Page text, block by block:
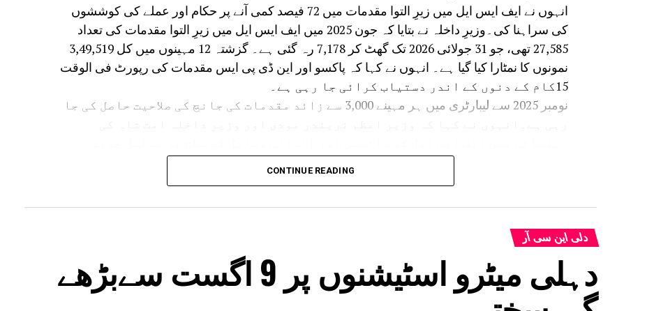
انہوں نے ایف ایس ایل میں زیرِ التوا مقدمات میں 72 فیصد کمی آنے پر حکام اور عملے کی کوششوں
کی سراہنا کی۔وزیرِ داخلہ نے بتایا کہ جون 2025 میں ایف ایس ایل میں زیرِ التوا مقدمات کی تعداد
27,585 تھی، جو 31 جولائی 2026 تک گھٹ کر 7,178 رہ گئی ہے۔ گزشتہ 12 مہینوں میں کل 3,49,519
نمونوں کا نمٹارا کیا گیا ہے۔ انہوں نے کہا کہ پاکسو اور این ڈی پی ایس مقدمات کی رپورٹ فی الوقت
15کام کے دنوں کے اندر دستیاب کرائی جا رہی ہے۔
نومبر 2025 سے لیبارٹری میں ہر مہینے 3,000 سے زائد مقدمات کی جانچ کی صلاحیت حاصل کی جا
سال 2025 میں مقدمات کی جانچ اور رپورٹنگ کے لیے 247 سائنسی عملے کی ٹھیکے کی بنیاد (کنٹریکٹ)
گئی ہے۔انہوں نے بتایا کہ ایف ایس ایل کو جدید ترین بنانے کے لیے ضروری مشینری،
سائنسی آلات، سائبر ورک اسٹیشن اور استعمال کی اشیاء کی خریداری کی گئی ہے۔
دہلی پولیس کی چھ رینجز اور 15 اضلاع میں نئے فوجداری قوانین کے مطابق جائے وقوعہ پر
فوری سائنسی امداد دستیاب کرانے کے لیے فارنسک ماہرین تعینات کیے گئے ہیں۔
CONTINUE READING
دلی این سی آر
دہلی میٹرو اسٹیشنوں پر 9 اگست سےبڑھے